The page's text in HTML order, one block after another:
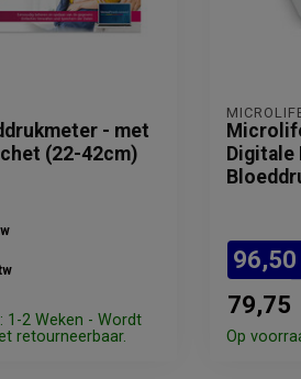
- met
(22-42cm)
1-2 Weken - Wordt
retourneerbaar.
Digitale
96,50
79,75
Op